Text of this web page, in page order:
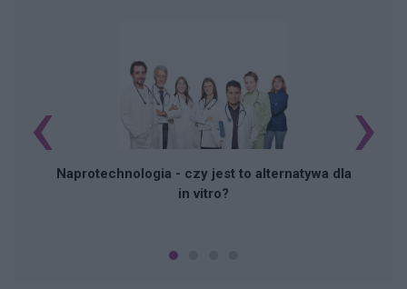
Naprotechnologia - czy jest to alternatywa dla
in vitro?
‹ ›